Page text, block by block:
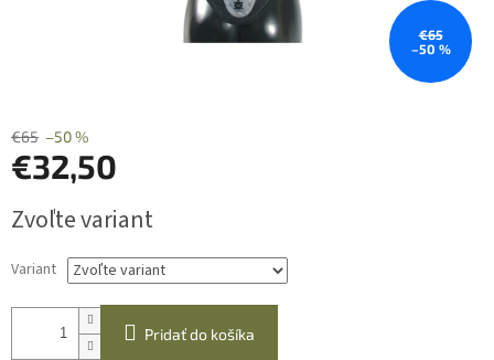
€65
–50 %
€65 –50 %
€32,50
cena:
Zvoľte variant
Variant
Pridať do košíka